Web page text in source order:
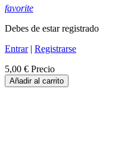
favorite
Debes de estar registrado
Entrar| Registrarse
5,00 € Precio
Añadir al carrito